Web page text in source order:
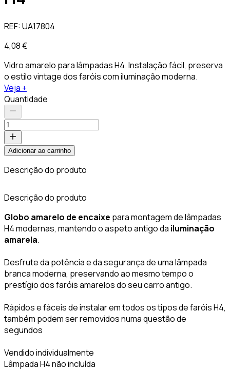
REF:UA17804
4,08 €
Vidro amarelo para lâmpadas H4. Instalação fácil, preserva
o estilo vintage dos faróis com iluminação moderna.
Veja +
Quantidade
Adicionar ao carrinho
Descrição do produto
Descrição do produto
Globo amarelo de encaixe para montagem de lâmpadas
H4 modernas, mantendo o aspeto antigo da iluminação
amarela.
Desfrute da potência e da segurança de uma lâmpada
branca moderna, preservando ao mesmo tempo o
prestígio dos faróis amarelos do seu carro antigo.
Rápidos e fáceis de instalar em todos os tipos de faróis H4,
também podem ser removidos numa questão de
segundos
Vendido individualmente
Lâmpada H4 não incluída